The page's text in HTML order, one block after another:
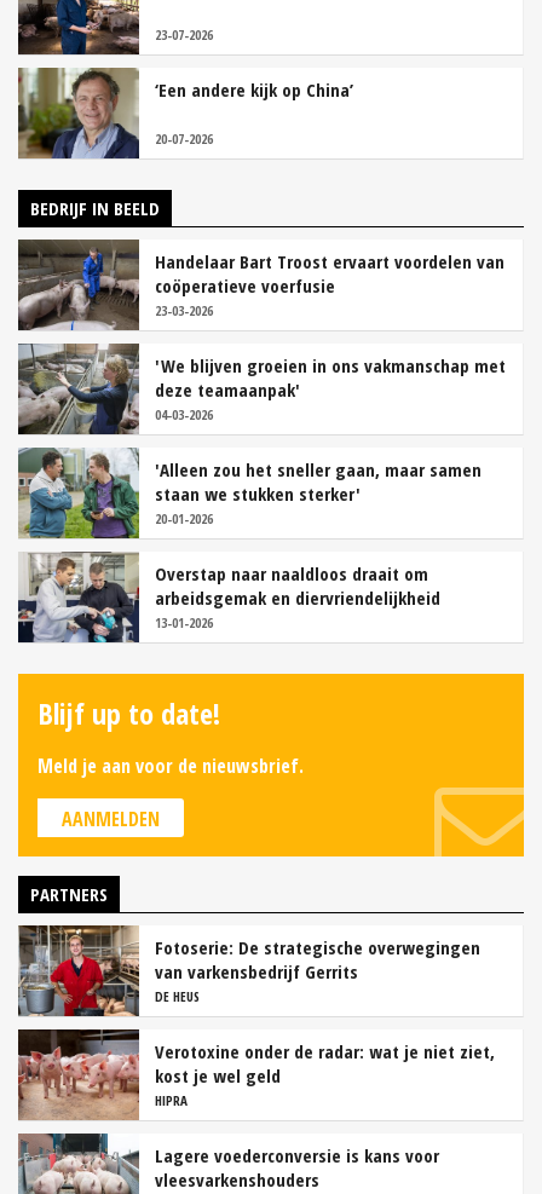
23-07-2026
‘Een andere kijk op China’
20-07-2026
BEDRIJF IN BEELD
Handelaar Bart Troost ervaart voordelen van
coöperatieve voerfusie
23-03-2026
'We blijven groeien in ons vakmanschap met
deze teamaanpak'
04-03-2026
'Alleen zou het sneller gaan, maar samen
staan we stukken sterker'
20-01-2026
Overstap naar naaldloos draait om
arbeidsgemak en diervriendelijkheid
13-01-2026
Blijf up to date!
Meld je aan voor de nieuwsbrief.
AANMELDEN
PARTNERS
Fotoserie: De strategische overwegingen
van varkensbedrijf Gerrits
DE HEUS
Verotoxine onder de radar: wat je niet ziet,
kost je wel geld
HIPRA
Lagere voederconversie is kans voor
vleesvarkenshouders